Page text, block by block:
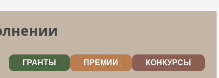
ГРАНТЫ ПРЕМИИ КОНКУРСЫ